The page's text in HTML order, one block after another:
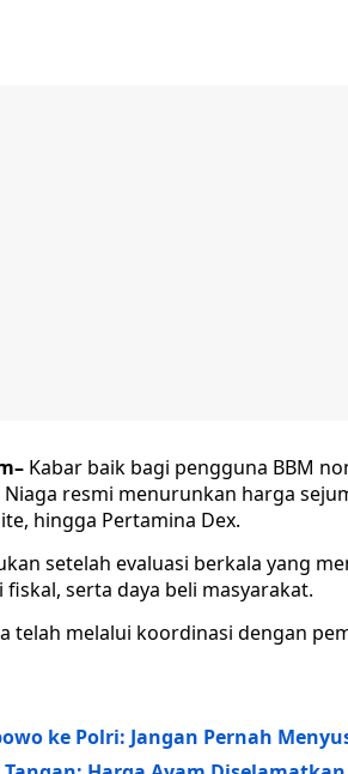
Kabar baik bagi pengguna BBM
Niaga resmi menurunkan harga
hingga Pertamina Dex.
setelah evaluasi berkala yang
serta daya beli masyarakat.
telah melalui koordinasi dengan
ke Polri: Jangan Pernah